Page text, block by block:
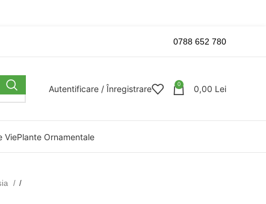
0788 652 780
Autentificare / Înregistrare 0 0,00 Lei
ViePlante Ornamentale
/